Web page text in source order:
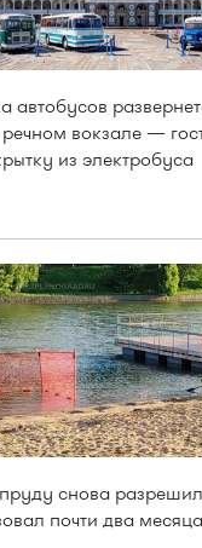
автобусов
вокзале —
из электробуса
снова
почти два месяца